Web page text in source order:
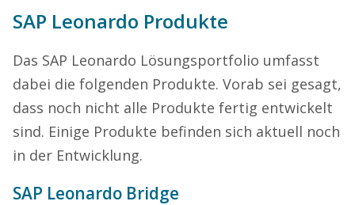
SAP Leonardo Produkte
Das SAP Leonardo Lösungsportfolio umfasst
dabei die folgenden Produkte. Vorab sei gesagt,
dass noch nicht alle Produkte fertig entwickelt
sind. Einige Produkte befinden sich aktuell noch
in der Entwicklung.
SAP Leonardo Bridge